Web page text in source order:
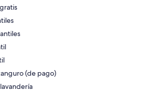
(de pago)